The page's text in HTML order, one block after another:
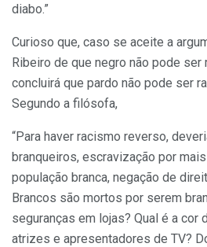
diabo.”
Curioso que, caso se aceite a
Ribeiro de que negro não pode ser
concluirá que pardo não pode ser
Segundo a filósofa,
“Para haver racismo reverso,
branqueiros, escravização por
população branca, negação de
Brancos são mortos por serem
seguranças em lojas? Qual é a cor
atrizes e apresentadores de TV?